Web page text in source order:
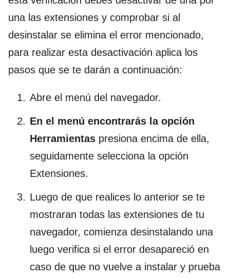
una las extensiones y comprobar si al
desinstalar se elimina el error mencionado,
para realizar esta desactivación aplica los
pasos que se te darán a continuación:
Abre el menú del navegador.
En el menú encontrarás la opción
Herramientas presiona encima de ella,
seguidamente selecciona la opción
Extensiones.
Luego de que realices lo anterior se te
mostraran todas las extensiones de tu
navegador, comienza desinstalando una
luego verifica si el error desapareció en
caso de que no vuelve a instalar y prueba